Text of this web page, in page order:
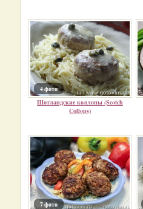
4 фото
Шотландские коллопы (Scotch
Collops)
7 фото